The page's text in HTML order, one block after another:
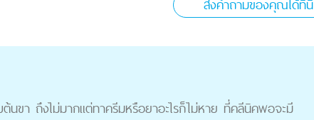
นขา ถึงไม่มากแต่ทาครีมหรือยาอะไรก็ไม่หาย ที่คลีนิคพอจะมี